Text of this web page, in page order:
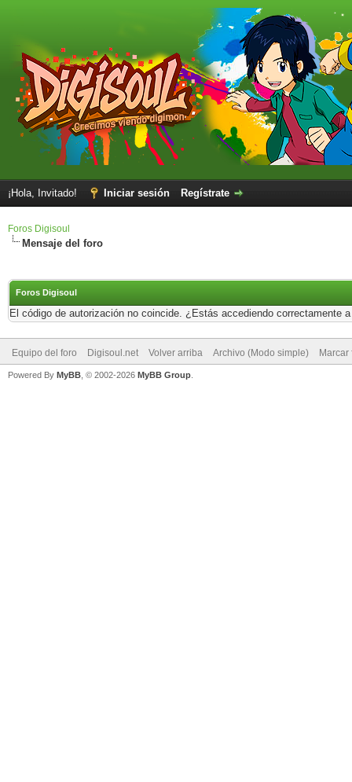
¡Hola, Invitado! Iniciar sesión Regístrate
Foros Digisoul
Mensaje del foro
Foros Digisoul
El código de autorización no coincide. ¿Estás accediendo correctamente
Equipo del foro Digisoul.net Volver arriba Archivo (Modo simple)
Powered By MyBB , © 2002-2026 MyBB Group